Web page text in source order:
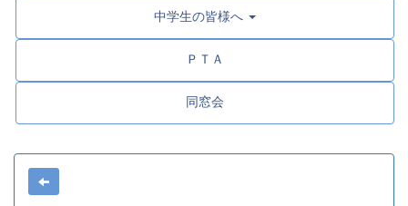
中学生の皆様へ
ＰＴＡ
同窓会